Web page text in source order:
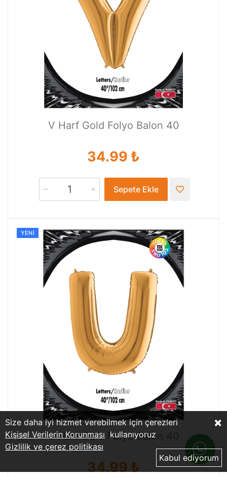
V Harf Gold Folyo Balon 40
34.99 ₺
Sepete Ekle
YENI
U Harf Gold Folyo Balon 40
34.99 ₺
×
Size daha iyi hizmet verebilmek için çerezleri
kullanıyoruz
Kişisel Verilerin Korunması
Gizlilik ve çerez politikası
Kabul ediyorum